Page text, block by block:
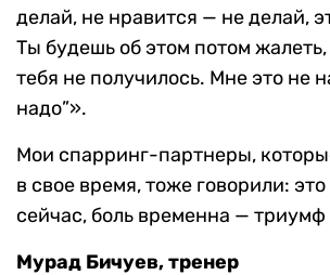
делай, не нравится — не делай,
Ты будешь об этом потом
тебя не получилось. Мне это не
надо”».
Мои спарринг-партнеры,
в свое время, тоже говорили:
сейчас, боль временна — триумф
Мурад Бичуев, тренер